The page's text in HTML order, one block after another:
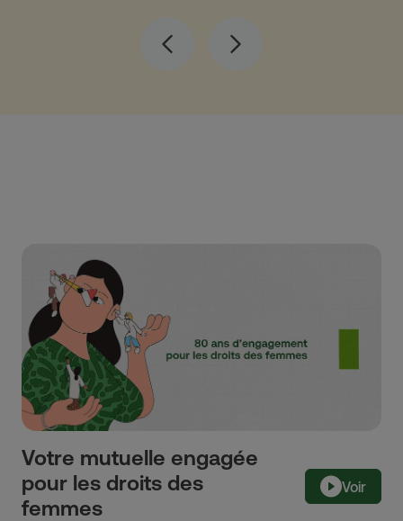
PrécédentSuivant
Votre mutuelle engagée
pour les droits des
femmes
Voir